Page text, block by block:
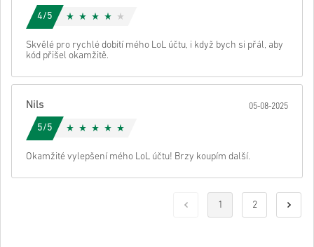
4/5
Skvělé pro rychlé dobití mého LoL účtu, i když bych si přál, aby
kód přišel okamžitě.
Nils 05-08-2025
5/5
Okamžité vylepšení mého LoL účtu! Brzy koupím další.
1 2